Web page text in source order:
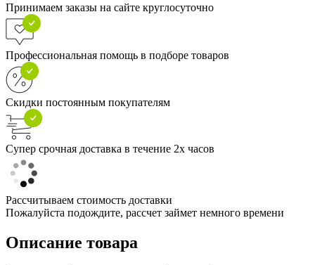
Принимаем заказы на сайте круглосуточно
Профессиональная помощь в подборе товаров
Скидки постоянным покупателям
Супер срочная доставка в течение 2х часов
Рассчитываем стоимость доставки
Пожалуйста подождите, рассчет займет немного времени
Описание товара